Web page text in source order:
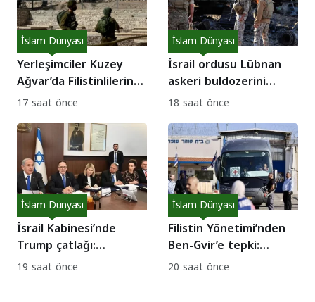
Yerleşimciler Kuzey
Ağvar’da Filistinlilerin
evlerine saldırdı!
İslam Dünyası
17 saat önce
İsrail ordusu Lübnan
askeri buldozerini
hedef aldı: 1 asker
İslam Dünyası
18 saat önce
İsrail Kabinesi’nde
Trump çatlağı:
Saldırılara devam
İslam Dünyası
19 saat önce
Filistin Yönetimi’nden
Ben-Gvir’e tepki:
Kızılhaç yasağına
İslam Dünyası
20 saat önce